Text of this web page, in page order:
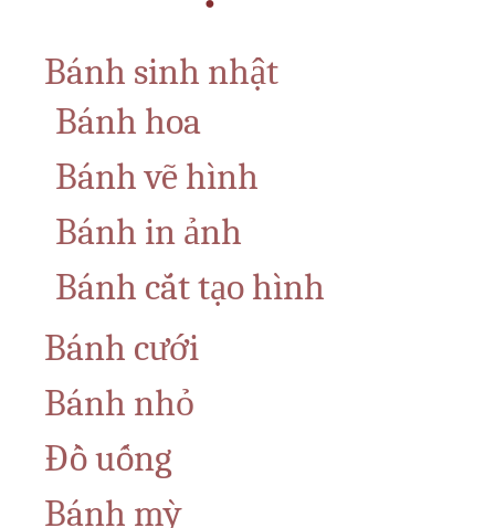
Bánh sinh nhật
Bánh hoa
Bánh vẽ hình
Bánh in ảnh
Bánh cắt tạo hình
Bánh cưới
Bánh nhỏ
Đồ uống
Bánh mỳ